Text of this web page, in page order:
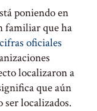
poniendo en
familiar que ha
cifras oficiales
localizaron a
que aún
ser localizados.